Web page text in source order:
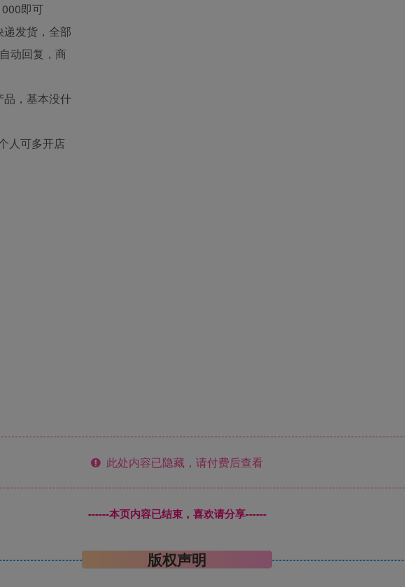
即可
发货，全部
动回复，商
，基本没什
人可多开店
此处内容已隐藏，请付费后查看
------本页内容已结束，喜欢请分享------
版权声明